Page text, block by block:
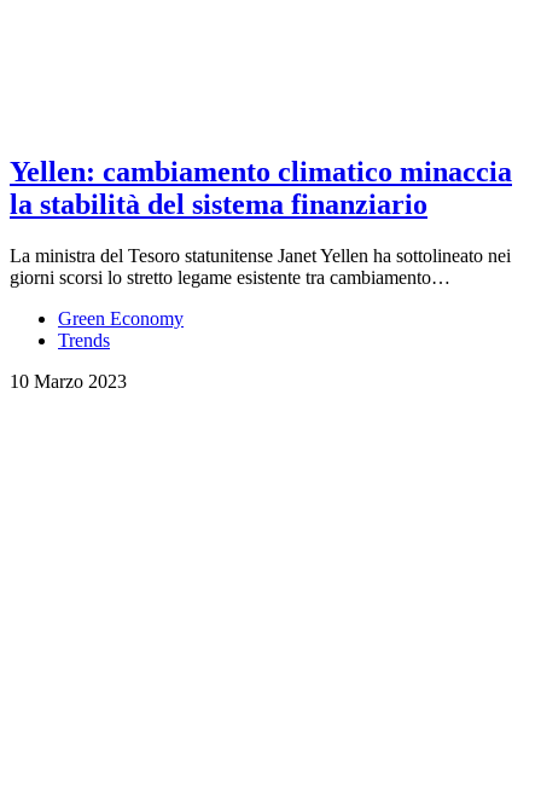
Yellen: cambiamento climatico minaccia
la stabilità del sistema finanziario
La ministra del Tesoro statunitense Janet Yellen ha sottolineato nei
giorni scorsi lo stretto legame esistente tra cambiamento…
Green Economy
Trends
10 Marzo 2023